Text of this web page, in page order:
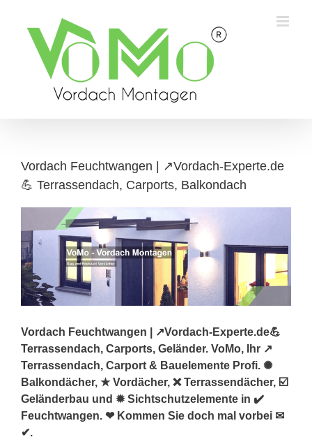
content
Vordach Feuchtwangen | ↗️Vordach-Experte.de
💪 Terrassendach, Carports, Balkondach
Vordach Feuchtwangen | ↗️Vordach-Experte.de💪
Terrassendach, Carports, Geländer. VoMo, Ihr ↗️
Terrassendach, Carport & Bauelemente Profi. ✺
Balkondächer, ★ Vordächer, ❌ Terrassendächer, ☑️
Geländerbau und ✹ Sichtschutzelemente in ✔️
Feuchtwangen. ❤ Kommen Sie doch mal vorbei ✉
✔.